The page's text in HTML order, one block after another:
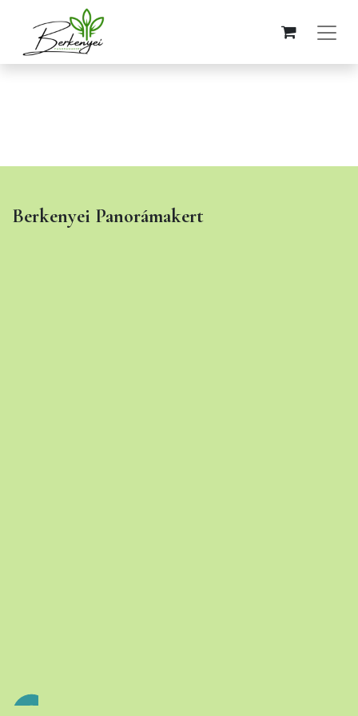
Berkenyei Panorámakert